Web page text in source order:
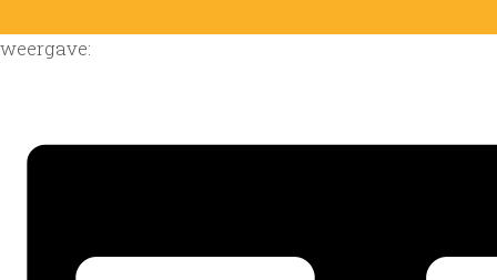
weergave: